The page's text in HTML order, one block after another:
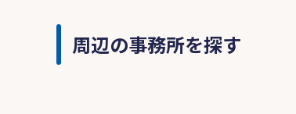
周辺の事務所を探す